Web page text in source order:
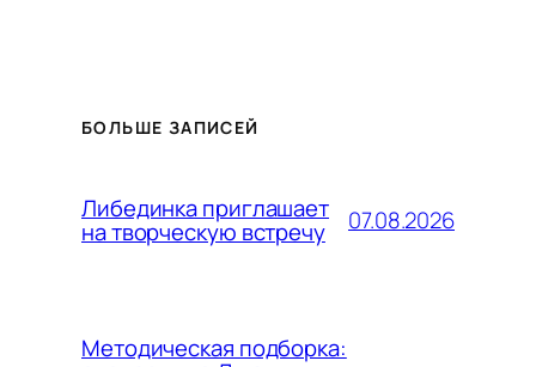
БОЛЬШЕ ЗАПИСЕЙ
Либединка приглашает
на творческую встречу 07.08.2026
Методическая подборка: